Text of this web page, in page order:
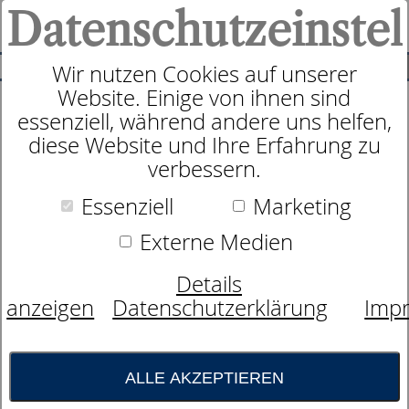
SUCHE
0
Produkte Kopfkissen dormabell Atelier Collection
1 Produkte
dormabell Atelier
Collection
Perfekt verarbeitete Kostbarkeiten der
Natur. Jenseits aller hoch entwickelten
menschlichen Technologie bietet die Natur
außergewöhnlichen Eigenschaften unter
den kundigen Händen von erfahrenen
Wir nutzen Cookies auf unserer
Website. Einige von ihnen sind
essenziell, während andere uns helfen,
diese Website und Ihre Erfahrung zu
verbessern.
Essenziell
Marketing
Externe Medien
Details
anzeigen
Datenschutzerklärung
ALLE AKZEPTIEREN